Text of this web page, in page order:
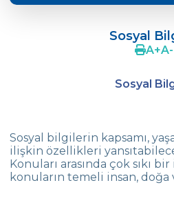
1-3. Sınıf Düşünme
Sosyal
A+A-
Sosyal
Sosyal bilgilerin kapsamı,
ilişkin özellikleri
Konuları arasında çok sıkı
konuların temeli insan,